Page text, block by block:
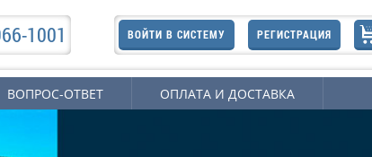
1001 ВОЙТИ В СИСТЕМУ РЕГИСТРАЦИЯ
ВОПРОС-ОТВЕТ ОПЛАТА И ДОСТАВКА